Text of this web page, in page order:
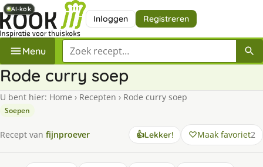
Inloggen Registreren
Menu Zoek een recept
Rode curry soep
U bent hier: Home › Recepten › Rode curry soep
Soepen
Recept van fijnproever 👍Lekker! Maak favoriet2
AI-kok
AI-kok
AI-kok